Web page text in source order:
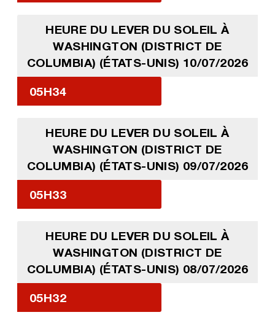
HEURE DU LEVER DU SOLEIL À
WASHINGTON (DISTRICT DE
COLUMBIA) (ÉTATS-UNIS) 10/07/2026
05H34
HEURE DU LEVER DU SOLEIL À
WASHINGTON (DISTRICT DE
COLUMBIA) (ÉTATS-UNIS) 09/07/2026
05H33
HEURE DU LEVER DU SOLEIL À
WASHINGTON (DISTRICT DE
COLUMBIA) (ÉTATS-UNIS) 08/07/2026
05H32